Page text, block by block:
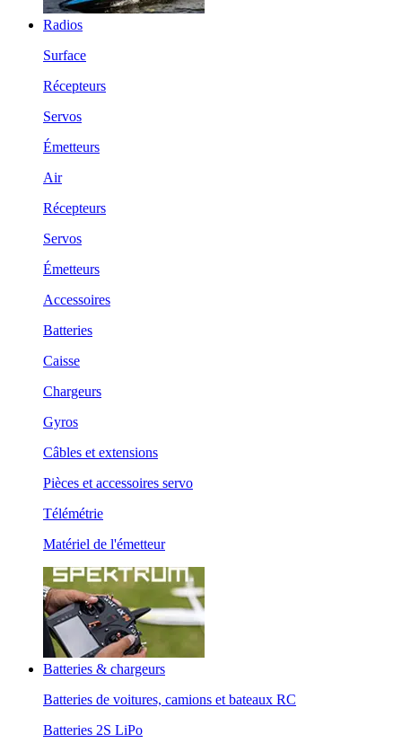
Radios
Surface
Récepteurs
Servos
Émetteurs
Air
Récepteurs
Servos
Émetteurs
Accessoires
Batteries
Caisse
Chargeurs
Gyros
Câbles et extensions
Pièces et accessoires servo
Télémétrie
Matériel de l'émetteur
Batteries & chargeurs
Batteries de voitures, camions et bateaux RC
Batteries 2S LiPo